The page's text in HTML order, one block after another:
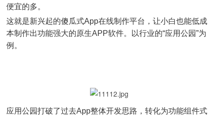
便宜的多。
这就是新兴起的傻瓜式App在线制作平台，让小白也能低成
本制作出功能强大的原生APP软件。以行业的“应用公园”为
例。
应用公园打破了过去App整体开发思路，转化为功能组件式